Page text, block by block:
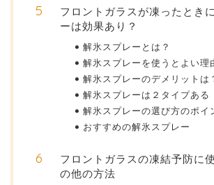
フロントガラスが凍ったとき
ーは効果あり？
解氷スプレーとは？
解氷スプレーを使うとよい理
解氷スプレーのデメリットは
解氷スプレーは２タイプある
解氷スプレーの選び方のポイ
おすすめの解氷スプレー
フロントガラスの凍結予防に
の他の方法